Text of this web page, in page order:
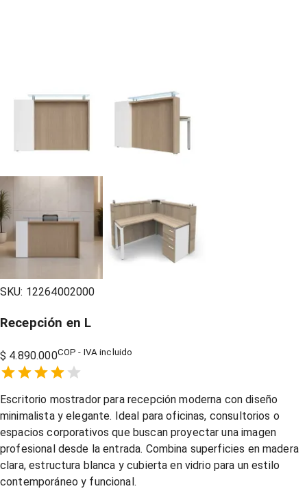
SKU: 12264002000
Recepción en L
$ 4.890.000COP - IVA incluido
1 Star,
2 Stars,
3 Stars,
4 Stars,
5 Stars,
Escritorio mostrador para recepción moderna con diseño
minimalista y elegante. Ideal para oficinas, consultorios o
espacios corporativos que buscan proyectar una imagen
profesional desde la entrada. Combina superficies en madera
clara, estructura blanca y cubierta en vidrio para un estilo
contemporáneo y funcional.